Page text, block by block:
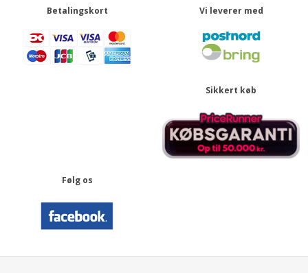
Betalingskort Vi leverer med
Sikkert køb
Følg os